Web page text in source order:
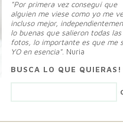
"Por primera vez conseguí que
alguien me viese como yo me
incluso mejor,
lo buenas que salieron todas las
fotos, lo importante es que me
YO en esencia". Nuria
BUSCA LO QUE QUIERAS!